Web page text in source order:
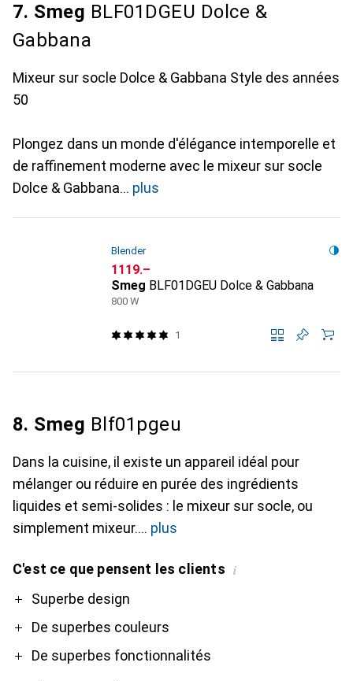
7. Smeg BLF01DGEU Dolce &
Gabbana
Mixeur sur socle Dolce & Gabbana Style des années
50
Plongez dans un monde d'élégance intemporelle et
de raffinement moderne avec le mixeur sur socle
Dolce & Gabbana
plus
Blender
CHF
1119.–
Smeg BLF01DGEU Dolce & Gabbana
800 W
1
8. Smeg Blf01pgeu
Dans la cuisine, il existe un appareil idéal pour
mélanger ou réduire en purée des ingrédients
liquides et semi-solides : le mixeur sur socle, ou
simplement mixeur.
plus
C'est ce que pensent les clients i
ProSuperbe design
De superbes couleurs
De superbes fonctionnalités
Contre